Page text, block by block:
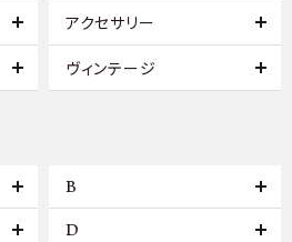
アクセサリー
ヴィンテージ
B
D